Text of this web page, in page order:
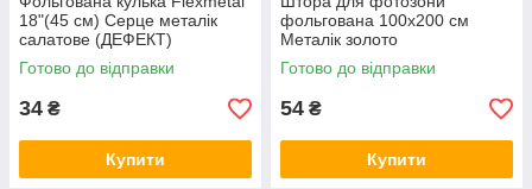
18"(45 см) Серце металік
салатове (ДЕФЕКТ)
Готово до відправки
34 ₴
Купити
фольгована 100х200 см
Металік золото
Готово до відправки
54 ₴
Купити